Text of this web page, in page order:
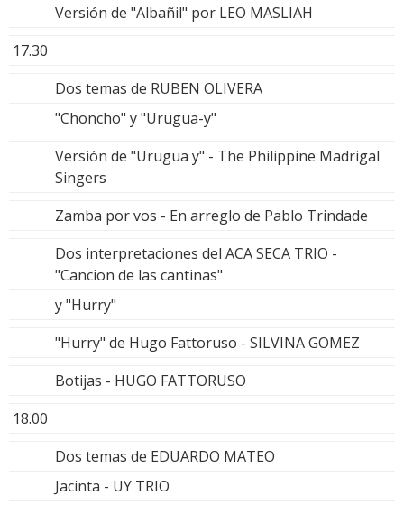
Versión de "Albañil" por LEO MASLIAH
17.30
Dos temas de RUBEN OLIVERA
"Choncho" y "Urugua-y"
Versión de "Urugua y" - The Philippine Madrigal
Singers
Zamba por vos - En arreglo de Pablo Trindade
Dos interpretaciones del ACA SECA TRIO -
"Cancion de las cantinas"
y "Hurry"
"Hurry" de Hugo Fattoruso - SILVINA GOMEZ
Botijas - HUGO FATTORUSO
18.00
Dos temas de EDUARDO MATEO
Jacinta - UY TRIO